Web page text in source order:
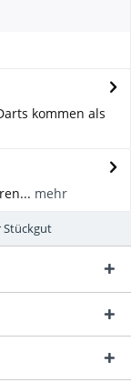
kommen als
mehr
Stückgut